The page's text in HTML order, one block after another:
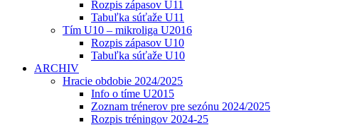
Rozpis zápasov U11
Tabuľka súťaže U11
Tím U10 – mikroliga U2016
Rozpis zápasov U10
Tabuľka súťaže U10
ARCHIV
Hracie obdobie 2024/2025
Info o tíme U2015
Zoznam trénerov pre sezónu 2024/2025
Rozpis tréningov 2024-25